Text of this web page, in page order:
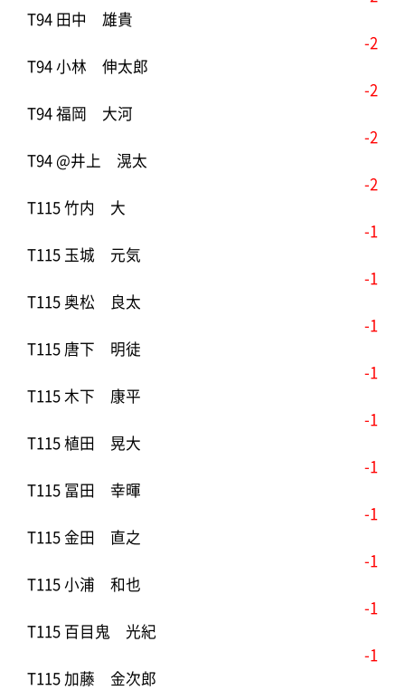
T94 田中 雄貴
-2
T94 小林 伸太郎
-2
T94 福岡 大河
-2
T94 @井上 滉太
-2
T115 竹内 大
-1
T115 玉城 元気
-1
T115 奥松 良太
-1
T115 唐下 明徒
-1
T115 木下 康平
-1
T115 植田 晃大
-1
T115 冨田 幸暉
-1
T115 金田 直之
-1
T115 小浦 和也
-1
T115 百目鬼 光紀
-1
T115 加藤 金次郎